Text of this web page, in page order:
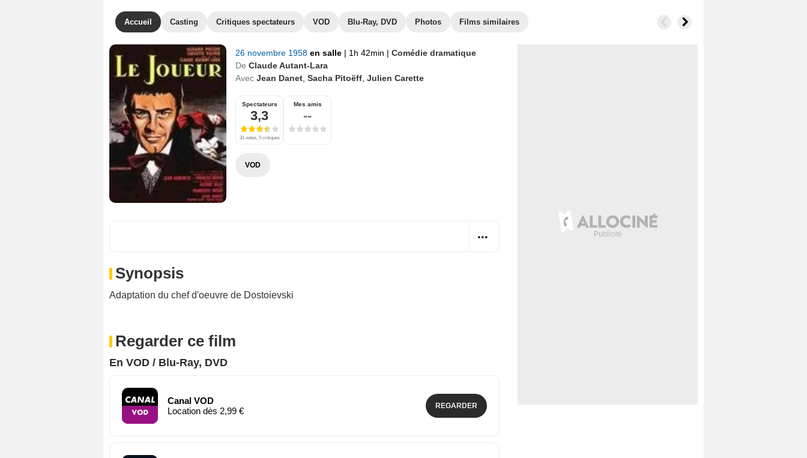
Accueil Casting Critiques spectateurs VOD Blu-Ray, DVD Photos Films similaires
26 novembre 1958 en salle | 1h 42min | Comédie dramatique
De Claude Autant-Lara
Avec Jean Danet Sacha Pitoëff Julien Carette
Spectateurs
3,3
31 notes, 5 critiques
Mes amis
--
VOD
Synopsis
Adaptation du chef d'oeuvre de Dostoievski
Regarder ce film
En VOD / Blu-Ray, DVD
Canal VOD
Location dès 2,99 €
REGARDER